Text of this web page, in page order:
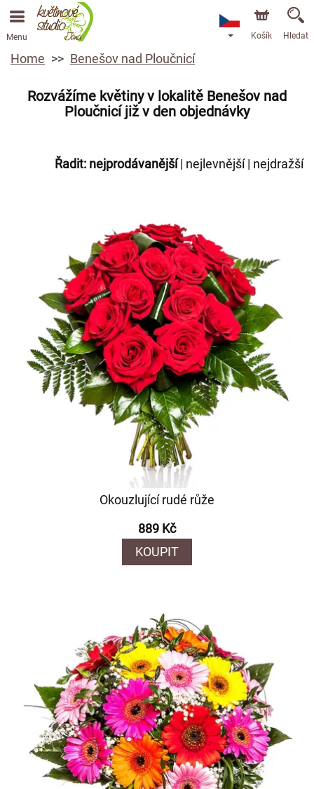
Menu Košík Hledat
Home Benešov nad Ploučnicí
Rozvážíme květiny v lokalitě Benešov nad
Ploučnicí již v den objednávky
Řadit: nejprodávanější| nejlevnější| nejdražší
Okouzlující rudé růže
889 Kč
KOUPIT